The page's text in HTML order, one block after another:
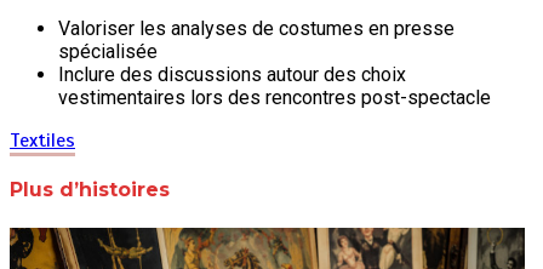
Valoriser les analyses de costumes en presse
spécialisée
Inclure des discussions autour des choix
vestimentaires lors des rencontres post-spectacle
Textiles
Plus d’histoires